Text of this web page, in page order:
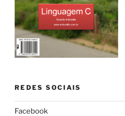
REDES SOCIAIS
Facebook